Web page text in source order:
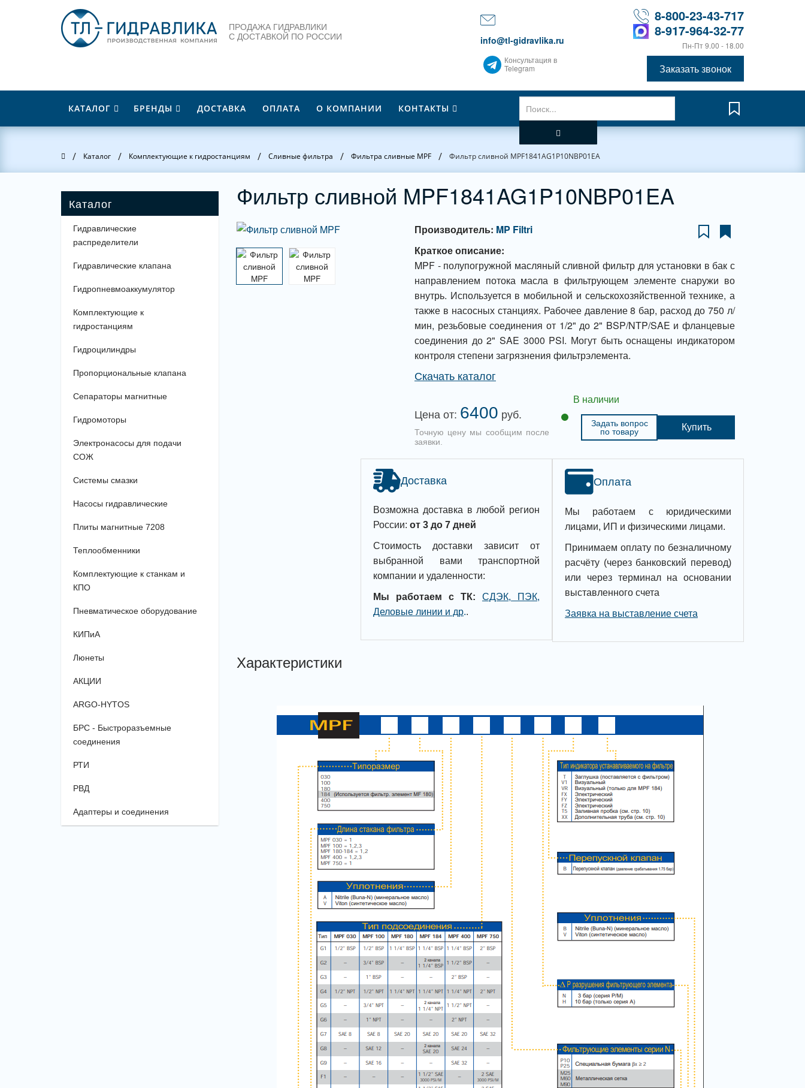
ПРОДАЖА ГИДРАВЛИКИ
С ДОСТАВКОЙ ПО РОССИИ
info@tl-gidravlika.ru
8-800-23-43-717
8-917-964-32-77
Пн-Пт 9.00 - 18.00
Консультация в
Telegram
Заказать звонок
КАТАЛОГ БРЕНДЫ ДОСТАВКА ОПЛАТА О КОМПАНИИ КОНТАКТЫ
Главная
/ Каталог / Комплектующие к гидростанциям / Сливные фильтра / Фильтра сливные MPF / Фильтр сливной MPF1841AG1P10NBP01EA
Гидравлические
распределители
Гидравлические клапана
Гидропневмоаккумулятор
Комплектующие к
гидростанциям
Гидроцилиндры
Пропорциональные клапана
Сепараторы магнитные
Гидромоторы
Электронасосы для подачи
СОЖ
Системы смазки
Насосы гидравлические
Плиты магнитные 7208
Теплообменники
Комплектующие к станкам и
КПО
Пневматическое оборудование
КИПиА
Люнеты
АКЦИИ
ARGO-HYTOS
БРС - Быстроразъемные
соединения
РТИ
РВД
Адаптеры и соединения
Фильтр сливной MPF1841AG1P10NBP01EA
Производитель: MP Filtri
Краткое описание:
MPF - полупогружной масляный сливной фильтр для установки в бак с
направлением потока масла в фильтрующем элементе снаружи во
внутрь. Используется в мобильной и сельскохозяйственной технике, а
также в насосных станциях. Рабочее давление 8 бар, расход до 750 л/
мин, резьбовые соединения от 1/2" до 2" BSP/NTP/SAE и фланцевые
соединения до 2" SAE 3000 PSI. Могут быть оснащены индикатором
контроля степени загрязнения фильтрэлемента.
Скачать каталог
Цена от: 6400 руб.
Точную цену мы сообщим после
заявки.
В наличии
Задать вопрос
по товару
Купить
Оплата
Мы работаем с юридическими
лицами, ИП и физическими лицами.
Принимаем оплату по безналичному
расчёту (через банковский перевод)
или через терминал на основании
выставленного счета
Заявка на выставление счета
Доставка
Возможна доставка в любой регион
России: от 3 до 7 дней
Стоимость доставки зависит от
выбранной вами транспортной
компании и удаленности:
Мы работаем с ТК:
СДЭК, ПЭК,
Деловые линии и др..
Характеристики